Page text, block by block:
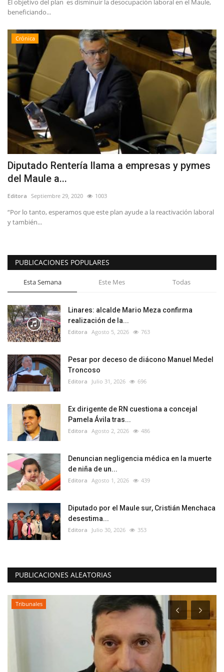
El objetivo del plan es disminuir la desocupación laboral en el Maule,
beneficiando...
Crónica
Diputado Rentería llama a empresas y pymes
del Maule a...
Editora Septiembre 29, 2020 1003
“Por lo tanto, esperamos que este plan ayude a la reactivación laboral
y también...
PUBLICACIONES POPULARES
Esta Semana Este Mes Todas
Linares: alcalde Mario Meza confirma
realización de la...
Editora Agosto 5, 2026 763
Pesar por deceso de diácono Manuel Medel
Troncoso
Editora Julio 31, 2026 696
Ex dirigente de RN cuestiona a concejal
Pamela Ávila tras...
Editora Agosto 2, 2026 486
Denuncian negligencia médica en la muerte
de niña de un...
Editora Agosto 1, 2026 439
Diputado por el Maule sur, Cristián Menchaca
desestima...
Editora Julio 30, 2026 353
PUBLICACIONES ALEATORIAS
Deporte